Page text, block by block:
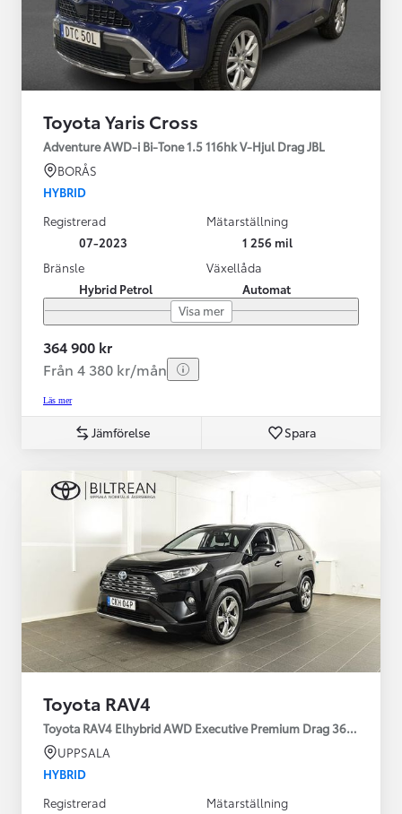
Toyota Yaris Cross
Adventure AWD-i Bi-Tone 1.5 116hk V-Hjul Drag JBL
BORÅS
HYBRID
Registrerad
07-2023
Mätarställning
1 256 mil
Bränsle
Hybrid Petrol
Växellåda
Automat
Visa mer
364 900 kr
Från 4 380 kr/mån
Läs mer
Jämförelse Spara
Toyota RAV4
Toyota RAV4 Elhybrid AWD Executive Premium Drag 360-kamera
UPPSALA
HYBRID
Registrerad
Mätarställning